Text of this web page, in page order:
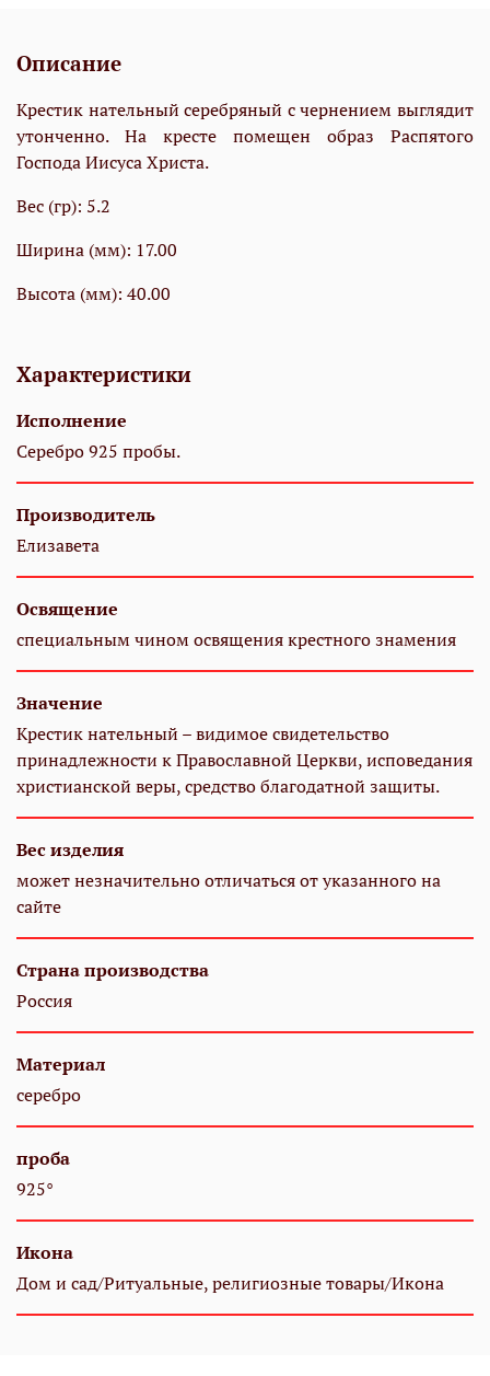
Описание
Крестик нательный серебряный с чернением выглядит
утонченно. На кресте помещен образ Распятого
Господа Иисуса Христа.
Вес (гр): 5.2
Ширина (мм): 17.00
Высота (мм): 40.00
Характеристики
Исполнение
Серебро 925 пробы.
Производитель
Елизавета
Освящение
специальным чином освящения крестного знамения
Значение
Крестик нательный – видимое свидетельство
принадлежности к Православной Церкви, исповедания
христианской веры, средство благодатной защиты.
Вес изделия
может незначительно отличаться от указанного на
сайте
Страна производства
Россия
Материал
серебро
проба
925°
Икона
Дом и сад/Ритуальные, религиозные товары/Икона